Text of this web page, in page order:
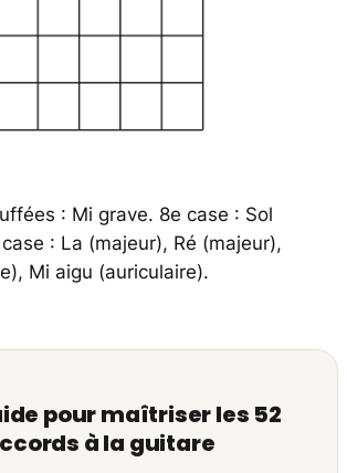
: Mi grave. 8e case : Sol
: La (majeur), Ré (majeur),
Mi aigu (auriculaire).
pour maîtriser les 52
à la guitare